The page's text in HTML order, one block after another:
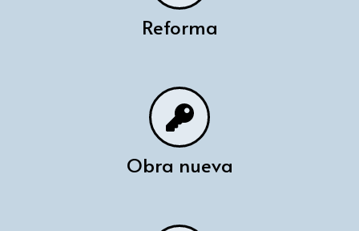
Reforma
Obra nueva